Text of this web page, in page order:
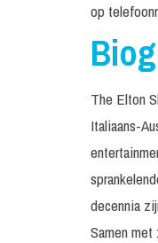
op
The Elton
Italiaans-
decennia
Samen